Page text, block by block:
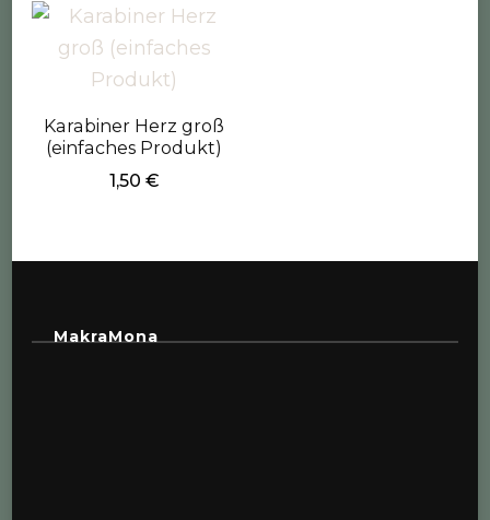
Karabiner Herz groß
(einfaches Produkt)
1,50 €
MakraMona